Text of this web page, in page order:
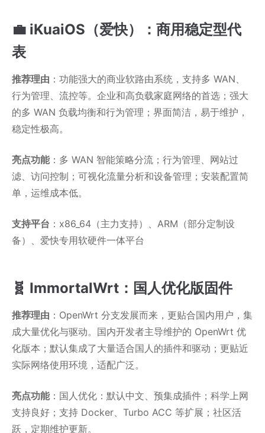
💼 iKuaiOS（爱快）：商用稳定型代
表
推荐理由 ：功能强大的商业软路由系统，支持多 WAN、
行为管理、流控等。企业和高负载家庭网络的首选；强大
的多 WAN 负载均衡和行为管理；界面简洁，易于维护，
稳定性极高。
亮点功能：多 WAN 智能策略分流；行为管理、网站过
滤、访问控制；可视化流量分析和设备管理；安装配置简
单，运维成本低。
支持平台 ：x86_64（主力支持）、ARM（部分定制设
备）、爱快专用软硬件一体平台
🧬 ImmortalWrt：国人优化版固件
推荐理由 ：OpenWrt 分支发展而来，更贴合国内用户，集
成大量优化与驱动。国内开发者主导维护的 OpenWrt 优
化版本；默认集成了大量适合国人的插件和驱动；更贴近
实际网络使用环境，适配广泛。
亮点功能：国人优化：默认中文、预集成插件；科学上网
支持良好；支持 Docker、Turbo ACC 等扩展；社区活
跃，定期维护更新。